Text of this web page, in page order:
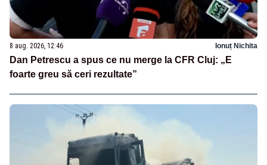
8 aug. 2026, 12:46 Ionuț Nichita
Dan Petrescu a spus ce nu merge la CFR Cluj: „E
foarte greu să ceri rezultate”